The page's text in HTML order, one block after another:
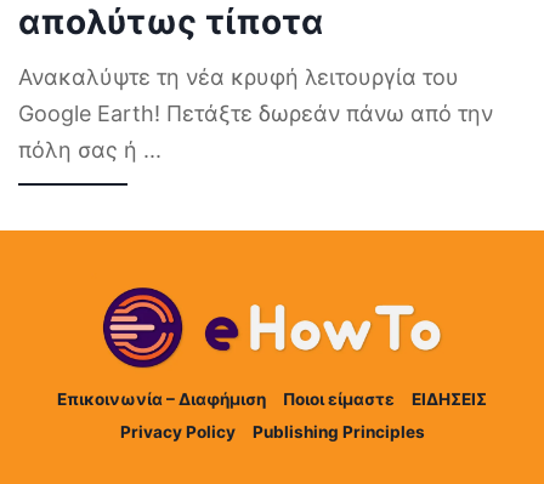
απολύτως τίποτα
Ανακαλύψτε τη νέα κρυφή λειτουργία του
Google Earth! Πετάξτε δωρεάν πάνω από την
πόλη σας ή ...
Επικοινωνία – Διαφήμιση Ποιοι είμαστε
ΕΙΔΗΣΕΙΣ
Privacy Policy
Publishing Principles